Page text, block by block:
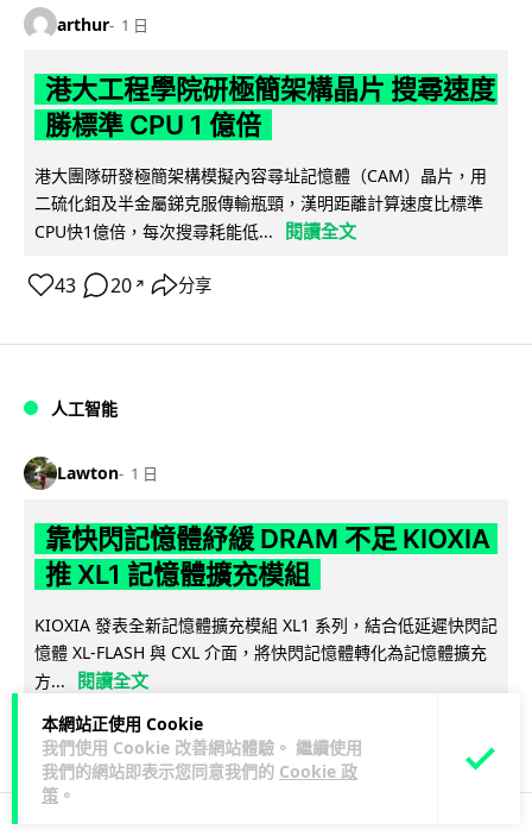
本網站正使用 Cookie
我們使用 Cookie 改善網站體驗。 繼續使用
我們的網站即表示您同意我們的 Cookie 政
策 。
arthur 1 日
港大工程學院研極簡架構晶片 搜尋速度
勝標準 CPU 1 億倍
港大團隊研發極簡架構模擬內容尋址記憶體（CAM）晶片，用
二硫化鉬及半金屬銻克服傳輸瓶頸，漢明距離計算速度比標準
CPU快1億倍，每次搜尋耗能低...
閱讀全文
43 20 ↗ 分享
人工智能
Lawton 1 日
靠快閃記憶體紓緩 DRAM 不足 KIOXIA
推 XL1 記憶體擴充模組
KIOXIA 發表全新記憶體擴充模組 XL1 系列，結合低延遲快閃記
憶體 XL-FLASH 與 CXL 介面，將快閃記憶體轉化為記憶體擴充
方...
閱讀全文
85 5↗ 分享